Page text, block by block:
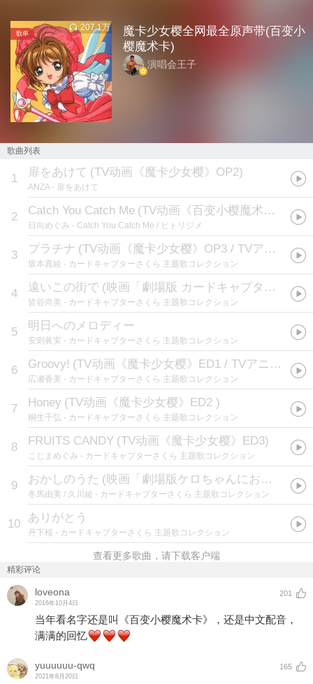
歌单
207.1万
魔卡少女樱全网最全原声带(百变小
樱魔术卡)
演唱会王子
歌曲列表
1 扉をあけて (TV动画《魔卡少女樱》OP2)
ANZA- 扉をあけて
2 Catch You Catch Me (TV动画《百变小樱魔术卡》片头曲
日向めぐみ - Catch You Catch Me / ヒトリジメ
3 プラチナ (TV动画《魔卡少女樱》OP3 / TVアニメ「カードキャプターさくら」OP3テーマ
坂本真綾 - カードキャプターさくら 主题歌コレクション
4 遠いこの街で (映画「劇場版 カードキャプターさくら」EDテーマ
皆谷尚美 - カードキャプターさくら 主题歌コレクション
5 明日へのメロディー
安则眞実 - カードキャプターさくら 主题歌コレクション
6 Groovy! (TV动画《魔卡少女樱》ED1 / TVアニメ「カードキャプターさくら」ED1テーマ
広瀬香美 - カードキャプターさくら 主题歌コレクション
7 Honey (TV动画《魔卡少女樱》ED2 )
桐生千弘 - カードキャプターさくら 主题歌コレクション
8 FRUITS CANDY (TV动画《魔卡少女樱》ED3)
こじまめぐみ - カードキャプターさくら 主题歌コレクション
9 おかしのうた (映画「劇場版ケロちゃんにおまかせ!」EDテーマ
冬馬由美 / 久川綾 - カードキャプターさくら 主题歌コレクション
10 ありがとう
丹下桜 - カードキャプターさくら 主题歌コレクション
查看更多歌曲，请下载客户端
精彩评论
loveona
2016年10月4日
201
当年看名字还是叫《百变小樱魔术卡》，还是中文配音，
满满的回忆
yuuuuuu-qwq
2021年8月20日
165